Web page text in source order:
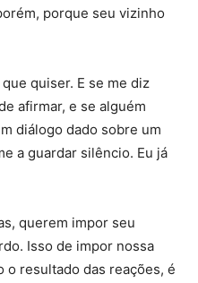
porque seu vizinho
quiser. E se me diz
afirmar, e se alguém
diálogo dado sobre um
a guardar silêncio. Eu já
querem impor seu
Isso de impor nossa
o resultado das reações, é